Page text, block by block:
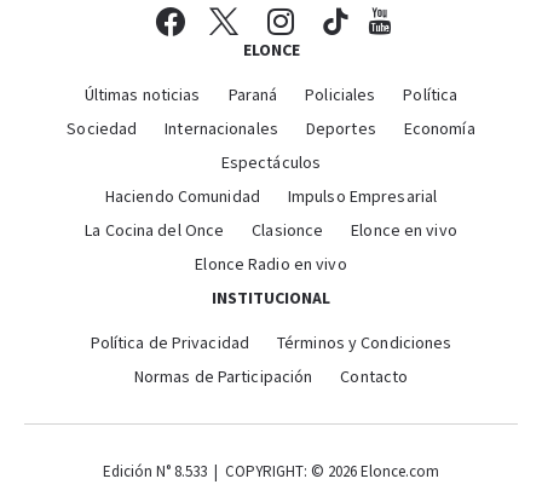
ELONCE
Últimas noticias Paraná Policiales
Política
Sociedad
Internacionales Deportes
Economía
Espectáculos
Haciendo Comunidad
Impulso Empresarial
La Cocina del Once
Clasionce
Elonce en vivo
Elonce Radio en vivo
INSTITUCIONAL
Política de Privacidad
Términos y Condiciones
Normas de Participación
Contacto
Edición N° 8.533 | COPYRIGHT: © 2026 Elonce.com